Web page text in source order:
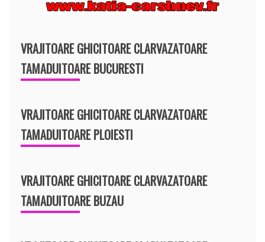
VRAJITOARE GHICITOARE CLARVAZATOARE
TAMADUITOARE BUCURESTI
VRAJITOARE GHICITOARE CLARVAZATOARE
TAMADUITOARE PLOIESTI
VRAJITOARE GHICITOARE CLARVAZATOARE
TAMADUITOARE BUZAU